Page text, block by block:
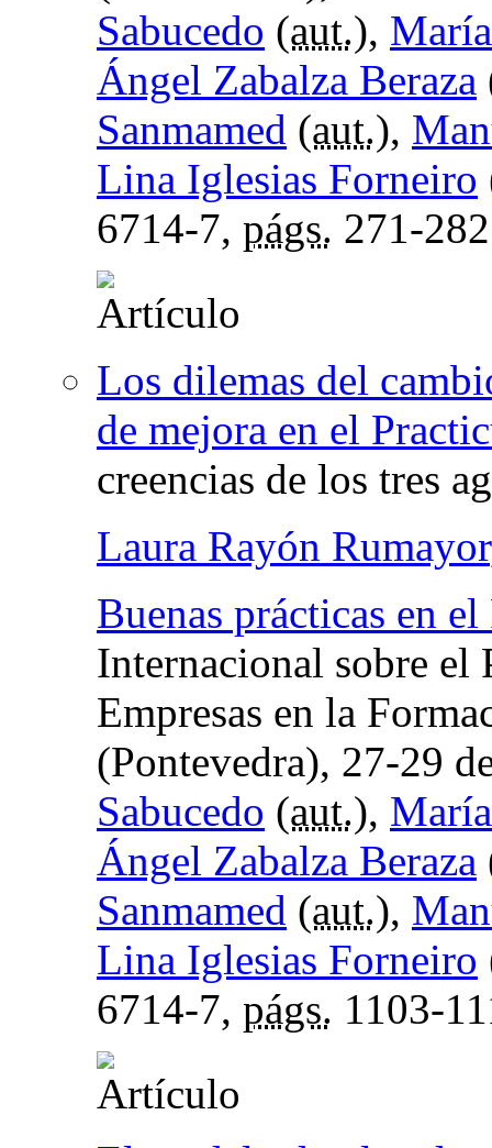
Sabucedo (aut.),
Ángel Zabalza Beraza
Sanmamed (aut.),
Lina Iglesias Forneiro
6714-7, págs. 271-282
Los dilemas del
de mejora en el
creencias de los tres
Laura Rayón Rumayor
Buenas prácticas en
Internacional sobre el
Empresas en la
(Pontevedra), 27-29
Sabucedo (aut.),
Ángel Zabalza Beraza
Sanmamed (aut.),
Lina Iglesias Forneiro
6714-7, págs. 1103-